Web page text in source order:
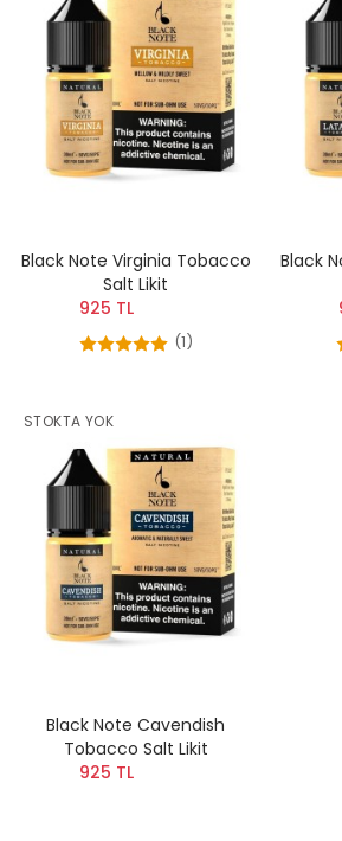
Black Note Virginia Tobacco
Salt Likit
925 TL
(1)
Black
STOKTA YOK
Black Note Cavendish
Tobacco Salt Likit
925 TL